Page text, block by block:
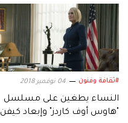
#ثقافة وفنون 04 نوفمبر 2018
النساء يطغين على مسلسل
"هاوس أوف كاردز" وإبعاد كيفن